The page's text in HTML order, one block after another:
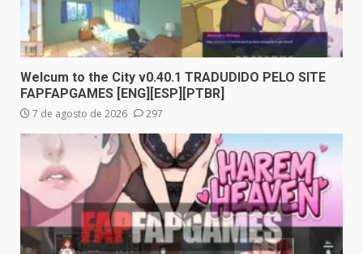
Welcum to the City v0.40.1 TRADUDIDO PELO SITE
FAPFAPGAMES [ENG][ESP][PTBR]
7 de agosto de 2026 297